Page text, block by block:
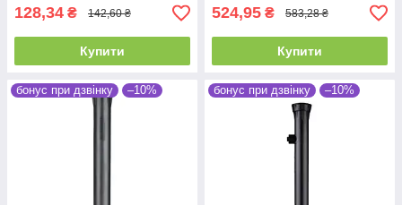
128,34 ₴ 142,60 ₴
Купити
524,95 ₴ 583,28 ₴
Купити
бонус при дзвінку –10% бонус при дзвінку –10%